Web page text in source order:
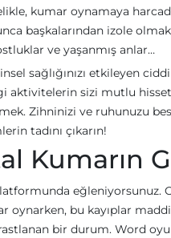
kumar oynamaya
başkalarından izole
ve yaşanmış anlar…
sağlığınızı etkileyen
aktivitelerin sizi mutlu
Zihninizi ve ruhunuzu
tadını çıkarın!
Kumarın
eğleniyorsunuz.
oynarken, bu kayıplar
rastlanan bir durum. Word